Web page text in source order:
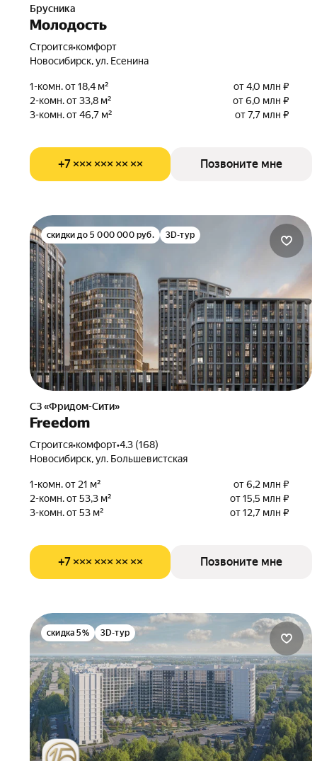
Брусника
Молодость
Строится•комфорт
Новосибирск, ул. Есенина
1-комн. от 18,4 м²
от 4,0 млн ₽
2-комн. от 33,8 м²
от 6,0 млн ₽
3-комн. от 46,7 м²
от 7,7 млн ₽
+7 ××× ××× ×× ×× Позвоните мне
скидки до 5 000 000 руб. 3D-тур
СЗ «Фридом-Сити»
Freedom
Строится•комфорт•4.3 (168)
Новосибирск, ул. Большевистская
1-комн. от 21 м²
от 6,2 млн ₽
2-комн. от 53,3 м²
от 15,5 млн ₽
3-комн. от 53 м²
от 12,7 млн ₽
+7 ××× ××× ×× ×× Позвоните мне
скидка 5% 3D-тур